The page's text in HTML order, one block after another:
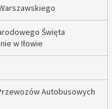
Święta
w Iłowie
Autobusowych